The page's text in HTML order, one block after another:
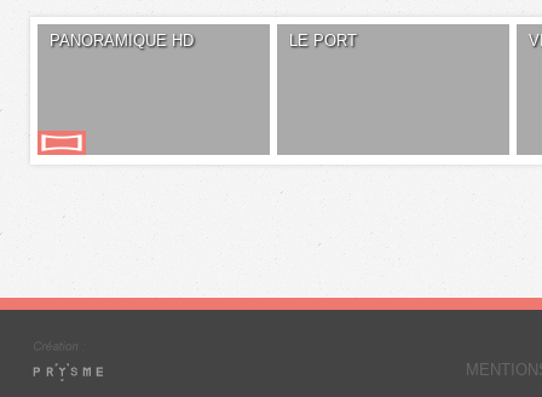
PANORAMIQUE HD LE PORT